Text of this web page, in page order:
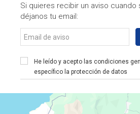
CASH & CARRY,
Más información
¡Ahorra un 5% Descuento en
productos! Más info
Si quieres recibir un aviso cuando
déjanos tu email:
Email de aviso
He leído y acepto las condiciones
específico la protección de datos